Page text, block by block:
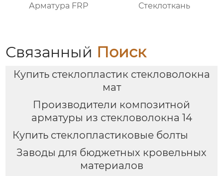
Арматура FRP Стеклоткань
Связанный Поиск
Купить стеклопластик стекловолокна
мат
Производители композитной
арматуры из стекловолокна 14
Купить стеклопластиковые болты
Заводы для бюджетных кровельных
материалов